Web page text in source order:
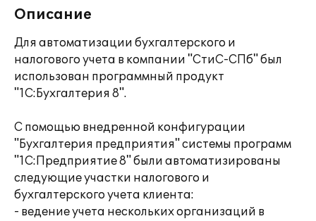
Описание
Для автоматизации бухгалтерского и
налогового учета в компании "СтиС-СПб" был
использован программный продукт
"1С:Бухгалтерия 8".
С помощью внедренной конфигурации
"Бухгалтерия предприятия" системы программ
"1С:Предприятие 8" были автоматизированы
следующие участки налогового и
бухгалтерского учета клиента:
- ведение учета нескольких организаций в